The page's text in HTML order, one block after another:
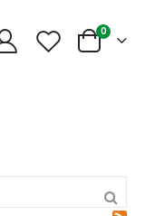
Cart
0articoli